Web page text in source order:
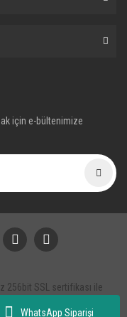
WhatsApp Siparişi
için e-bültenimize
256bit SSL sertifikası ile